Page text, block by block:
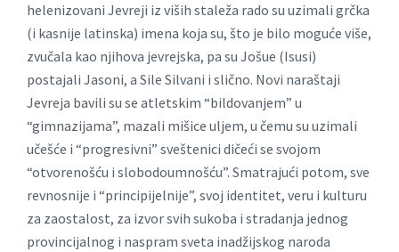
helenizovani Jevreji iz viših staleža rado su uzimali grčka
(i kasnije latinska) imena koja su, što je bilo moguće više,
zvučala kao njihova jevrejska, pa su Jošue (Isusi)
postajali Jasoni, a Sile Silvani i slično. Novi naraštaji
Jevreja bavili su se atletskim “bildovanjem” u
“gimnazijama”, mazali mišice uljem, u čemu su uzimali
učešće i “progresivni” sveštenici dičeći se svojom
“otvorenošću i slobodoumnošću”. Smatrajući potom, sve
revnosnije i “principijelnije”, svoj identitet, veru i kulturu
za zaostalost, za izvor svih sukoba i stradanja jednog
provincijalnog i naspram sveta inadžijskog naroda